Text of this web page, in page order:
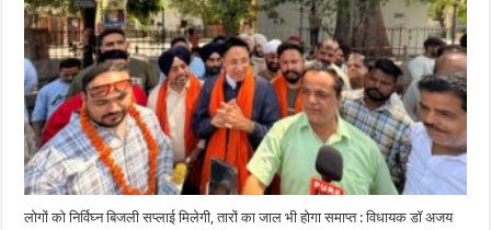
लोगों को निर्विघ्न बिजली सप्लाई मिलेगी, तारों का जाल भी होगा समाप्त : विधायक डॉ अजय